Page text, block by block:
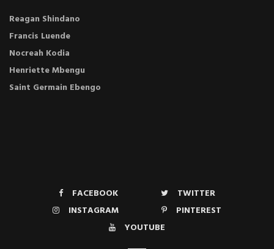
Reagan Shindano
Francis Luende
Nocreah Kodia
Henriette Mbengu
Saint Germain Ebengo
FACEBOOK
TWITTER
INSTAGRAM
PINTEREST
YOUTUBE